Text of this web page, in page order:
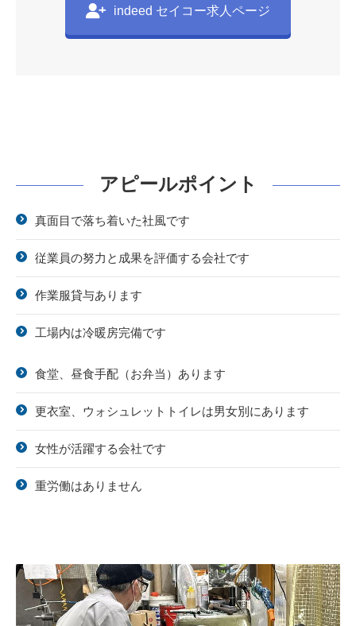
indeed セイコー求人ページ
アピールポイント
真面目で落ち着いた社風です
従業員の努力と成果を評価する会社です
作業服貸与あります
工場内は冷暖房完備です
食堂、昼食手配（お弁当）あります
更衣室、ウォシュレットトイレは男女別にあります
女性が活躍する会社です
重労働はありません